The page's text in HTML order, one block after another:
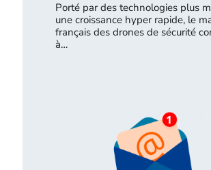
Porté par des technologies plus
une croissance hyper rapide, le
français des drones de sécurité
à…